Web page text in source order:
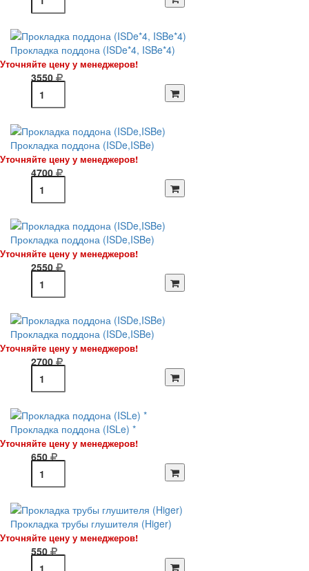
Прокладка поддона (ISDe*4, ISBe*4)
Уточняйте цену у менеджеров!
3550
Прокладка поддона (ISDe,ISBe)
Уточняйте цену у менеджеров!
4700
Прокладка поддона (ISDe,ISBe)
Уточняйте цену у менеджеров!
2550
Прокладка поддона (ISDe,ISBe)
Уточняйте цену у менеджеров!
2700
Прокладка поддона (ISLe) *
Уточняйте цену у менеджеров!
650
Прокладка трубы глушителя (Higer)
Уточняйте цену у менеджеров!
550